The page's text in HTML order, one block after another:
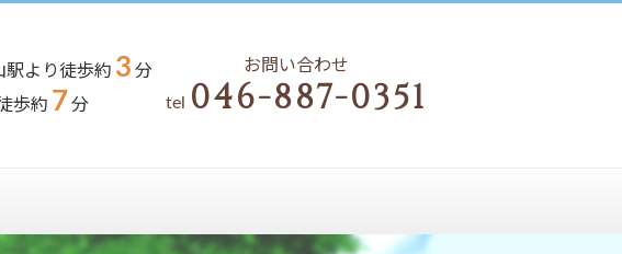
駅より徒歩約 3 分
歩約 7分
お問い合わせ
tel 046-887-0351